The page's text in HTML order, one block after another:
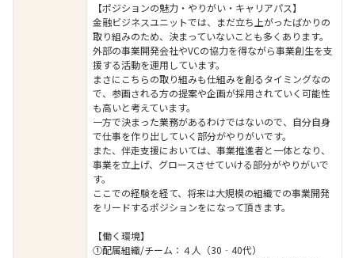
【ポジションの魅力・やりがい・キャリアパス】
金融ビジネスユニットでは、まだ立ち上がったばかりの
取り組みのため、決まっていないことも多くあります。
外部の事業開発会社やVCの協力を得ながら事業創生を支
援する活動を運用しています。
まさにこちらの取り組みも仕組みを創るタイミングなの
で、参画される方の提案や企画が採用されていく可能性
も高いと考えています。
一方で決まった業務があるわけではないので、自分自身
で仕事を作り出していく部分がやりがいです。
また、伴走支援においては、事業推進者と一体となり、
事業を立上げ、グロースさせていける部分がやりがいで
す。
ここでの経験を経て、将来は大規模の組織での事業開発
をリードするポジションをになって頂きます。
【働く環境】
①配属組織/チーム：４人（30‐40代）